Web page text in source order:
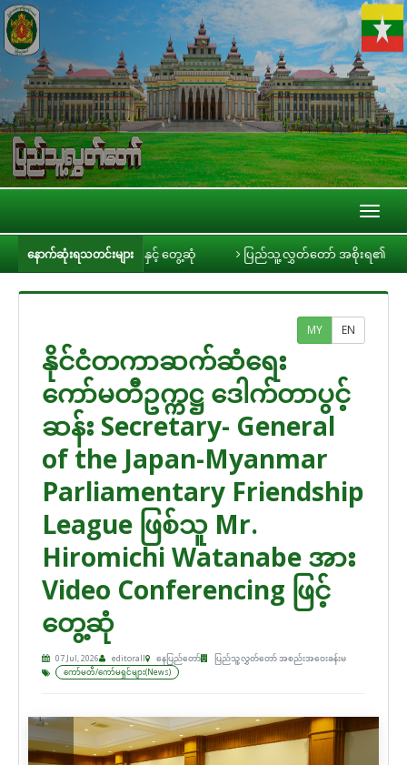
နောက်ဆုံးရသတင်းများ
းမီဒီယာများနှင့် တွေ့ဆုံ ပြည်သူ့လွှတ်တော် အစိုးရ၏ အာမခံချက်များ၊
MY EN
နိုင်ငံတကာဆက်ဆံရေး
ကော်မတီဥက္ကဋ္ဌ ဒေါက်တာပွင့်
ဆန်း Secretary- General
of the Japan-Myanmar
Parliamentary Friendship
League ဖြစ်သူ Mr.
Hiromichi Watanabe အား
Video Conferencing ဖြင့်
တွေ့ဆုံ
07 Jul, 2026 editorall နေပြည်တော် ပြည်သူ့လွှတ်တော် အစည်းအဝေးခန်းမ
ကော်မတီ/ကော်မရှင်များ(News)